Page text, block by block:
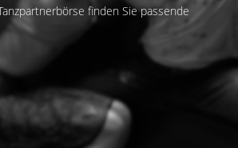
finden Sie passende